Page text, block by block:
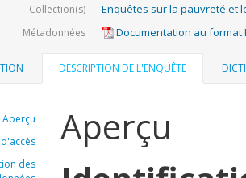
Collection(s) Enquêtes sur la pauvreté et
Métadonnées Documentation au format
DESCRIPTION DE L'ENQUÊTE
Aperçu
des
Aperçu